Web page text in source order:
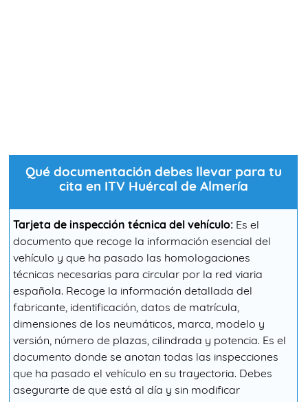
Qué documentación debes llevar para tu
cita en ITV Huércal de Almería
Tarjeta de inspección técnica del vehículo: Es el
documento que recoge la información esencial del
vehículo y que ha pasado las homologaciones
técnicas necesarias para circular por la red viaria
española. Recoge la información detallada del
fabricante, identificación, datos de matrícula,
dimensiones de los neumáticos, marca, modelo y
versión, número de plazas, cilindrada y potencia. Es el
documento donde se anotan todas las inspecciones
que ha pasado el vehículo en su trayectoria. Debes
asegurarte de que está al día y sin modificar